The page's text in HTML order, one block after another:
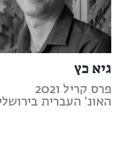
גיא כץ
פרס קריל 2021
האונ' העברית